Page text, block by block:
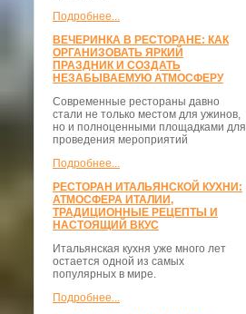
Подробнее...
ВЕЧЕРИНКА В РЕСТОРАНЕ: КАК
ОРГАНИЗОВАТЬ ЯРКИЙ
ПРАЗДНИК И СОЗДАТЬ
НЕЗАБЫВАЕМУЮ АТМОСФЕРУ
Современные рестораны давно
стали не только местом для ужинов,
но и полноценными площадками для
проведения мероприятий
Подробнее...
РЕСТОРАН ИТАЛЬЯНСКОЙ КУХНИ:
АТМОСФЕРА ИТАЛИИ,
ТРАДИЦИОННЫЕ РЕЦЕПТЫ И
НАСТОЯЩИЙ ВКУС
Итальянская кухня уже много лет
остается одной из самых
популярных в мире.
Подробнее...